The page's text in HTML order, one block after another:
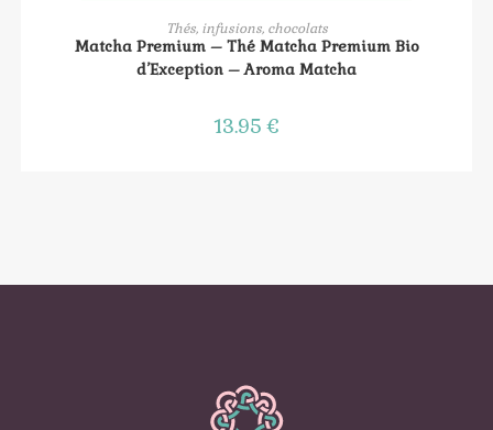
AJOUTER AU PANIER
Thés, infusions, chocolats
Matcha Premium – Thé Matcha Premium Bio
d’Exception – Aroma Matcha
13.95€